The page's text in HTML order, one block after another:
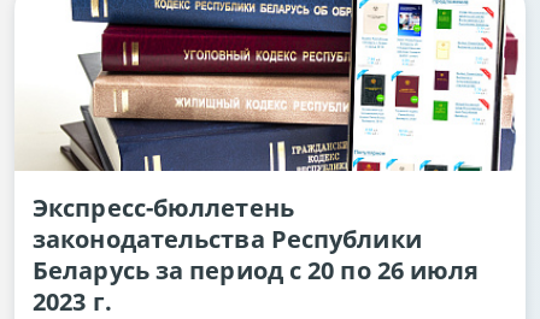
Экспресс-бюллетень
законодательства Республики
Беларусь за период с 20 по 26 июля
2023 г.